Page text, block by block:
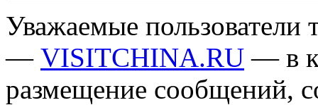
Уважаемые пользователи
— VISITCHINA.RU — в
размещение сообщений,